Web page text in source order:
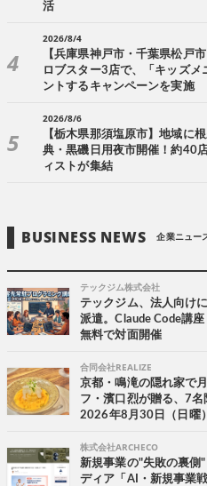
活
2026/8/4
【兵庫県神戸市・千葉県松戸
ロブスター3店で、「キッズメ
ントするキャンペーンを実施
2026/8/6
【栃木県那須塩原市】地域に
典・黒磯日用夜市開催！約40
ィストが集結
BUSINESS NEWS 企業ニュー
テックジム株式会社
テックジム、法人向け
派遣。Claude Code講
無料で対面開催
合同会社REALIZE
京都・鳴滝の隠れ家で
フ・濱口烈が贈る、7
2026年8月30日（日曜
株式会社ARCHECO
新規事業の"失敗の裏側
ディア「AI・新規事業